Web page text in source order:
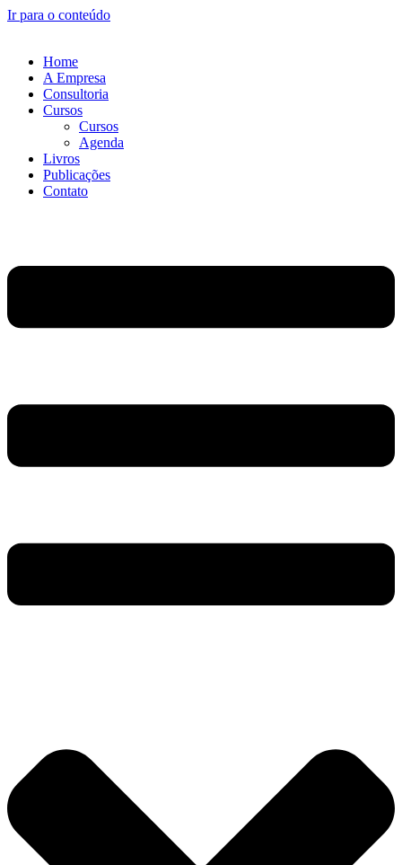
Ir para o conteúdo
Home
A Empresa
Consultoria
Cursos
Cursos
Agenda
Livros
Publicações
Contato